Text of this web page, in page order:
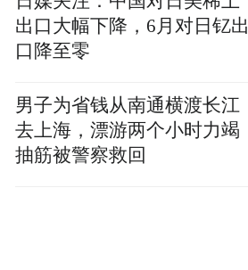
出口大幅下降，6月对日钇出
口降至零
男子为省钱从南通横渡长江
去上海，漂游两个小时力竭
抽筋被警察救回